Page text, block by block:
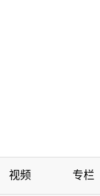
视频 专栏